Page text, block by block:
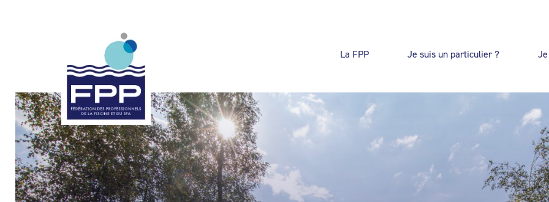
La FPP Je suis un particulier ?